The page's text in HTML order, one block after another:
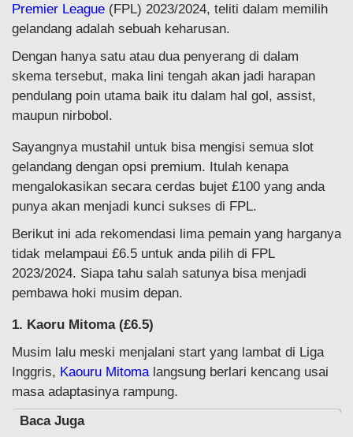
Premier League (FPL) 2023/2024, teliti dalam memilih
gelandang adalah sebuah keharusan.
Dengan hanya satu atau dua penyerang di dalam
skema tersebut, maka lini tengah akan jadi harapan
pendulang poin utama baik itu dalam hal gol, assist,
maupun nirbobol.
Sayangnya mustahil untuk bisa mengisi semua slot
gelandang dengan opsi premium. Itulah kenapa
mengalokasikan secara cerdas bujet £100 yang anda
punya akan menjadi kunci sukses di FPL.
Berikut ini ada rekomendasi lima pemain yang harganya
tidak melampaui £6.5 untuk anda pilih di FPL
2023/2024. Siapa tahu salah satunya bisa menjadi
pembawa hoki musim depan.
1. Kaoru Mitoma (£6.5)
Musim lalu meski menjalani start yang lambat di Liga
Inggris, Kaouru Mitoma langsung berlari kencang usai
masa adaptasinya rampung.
Baca Juga